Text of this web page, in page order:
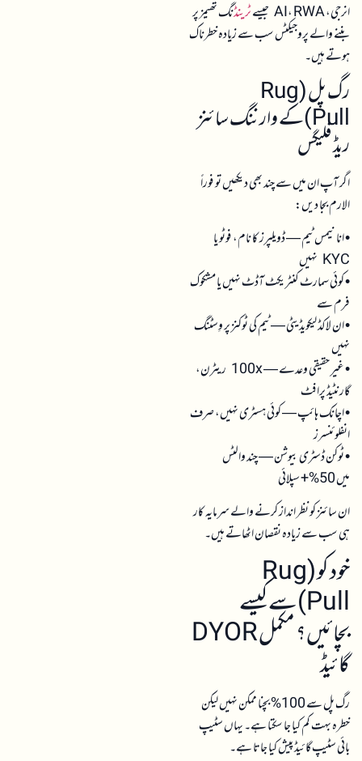
انرجی، AI، RWA جیسے
ٹرینڈنگ تھیمز پر
بننے والے پروجیکٹس سب سے زیادہ خطرناک
ہوتے ہیں۔
رگ پل (Rug
Pull)کے وارننگ سائنز
ریڈ فلیگس
اگر آپ ان میں سے چند بھی دیکھیں تو فوراً
الارم بجا دیں:
• انانیمس ٹیم — ڈویلپرز کا نام، فوٹو یا
KYC نہیں
• کوئی سمارٹ کنٹریکٹ آڈٹ نہیں یا مشکوک
فرم سے
• ان لاکڈ لیکویڈیٹی — ٹیم کی ٹوکنز پر وِسٹنگ
نہیں
• غیر حقیقی وعدے — 100x ریٹرن،
گارنٹیڈ پرافٹ
• اچانک ہائپ — کوئی ہسٹری نہیں، صرف
انفلوئنسرز
• ٹوکن ڈسٹری بیوشن — چند والٹس
میں 50%+ سپلائی
ان سائنز کو نظر انداز کرنے والے سرمایہ کار
ہی سب سے زیادہ نقصان اٹھاتے ہیں۔
خود کو (Rug
Pull)سے کیسے
بچائیں؟ مکمل DYOR
گائیڈ
رگ پل سے 100% بچنا ممکن نہیں لیکن
خطرہ بہت کم کیا جا سکتا ہے۔ یہاں سٹیپ
بائی سٹیپ گائیڈ پیش کیا جاتا ہے۔